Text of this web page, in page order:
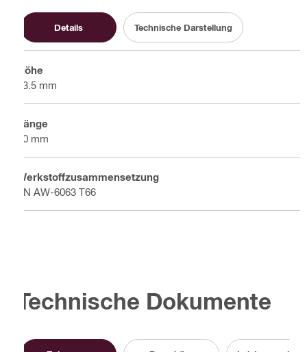
Details Technische Darstellung
Höhe
63.5 mm
Länge
40 mm
Werkstoffzusammensetzung
EN AW-6063 T66
Technische Dokumente